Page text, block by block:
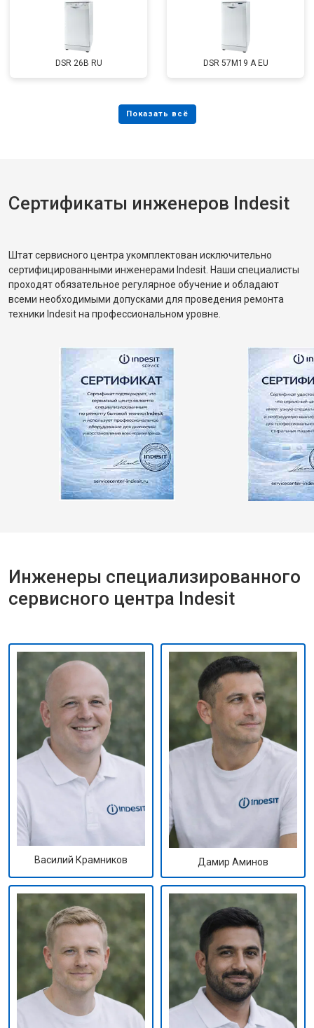
DSR 26B RU DSR 57M19 A EU
Сертификаты инженеров Indesit
Штат сервисного центра укомплектован исключительно
сертифицированными инженерами Indesit. Наши специалисты
проходят обязательное регулярное обучение и обладают
всеми необходимыми допусками для проведения ремонта
техники Indesit на профессиональном уровне.
Инженеры специализированного
сервисного центра Indesit
Василий Крамников Дамир Аминов